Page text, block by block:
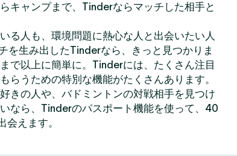
キャンプまで、Tinderならマッチした相手と
る人も、環境問題に熱心な人と出会いたい人
を生み出したTinderなら、きっと見つかりま
で以上に簡単に。Tinderには、たくさん注目
らうための特別な機能がたくさんあります。
きの人や、バドミントンの対戦相手を見つけ
なら、Tinderのパスポート機能を使って、40
えます。